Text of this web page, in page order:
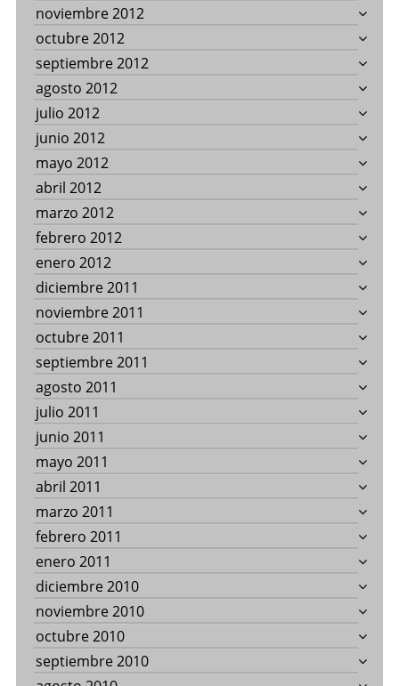
noviembre 2012
octubre 2012
septiembre 2012
agosto 2012
julio 2012
junio 2012
mayo 2012
abril 2012
marzo 2012
febrero 2012
enero 2012
diciembre 2011
noviembre 2011
octubre 2011
septiembre 2011
agosto 2011
julio 2011
junio 2011
mayo 2011
abril 2011
marzo 2011
febrero 2011
enero 2011
diciembre 2010
noviembre 2010
octubre 2010
septiembre 2010